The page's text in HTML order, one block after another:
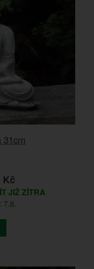
31cm
Kč
JIŽ ZÍTRA
7.8.